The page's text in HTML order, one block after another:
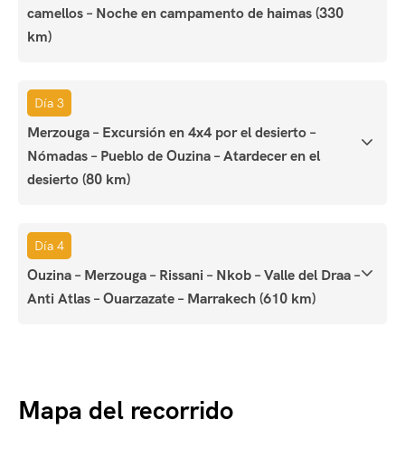
camellos – Noche en campamento de haimas (330
km)
Día 3
Merzouga – Excursión en 4x4 por el desierto –
Nómadas – Pueblo de Ouzina – Atardecer en el
desierto (80 km)
Día 4
Ouzina – Merzouga – Rissani – Nkob – Valle del Draa –
Anti Atlas – Ouarzazate – Marrakech (610 km)
Mapa del recorrido